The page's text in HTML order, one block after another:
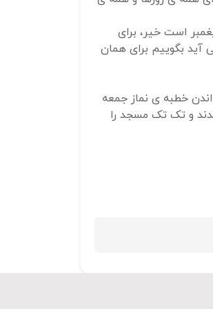
است خیر، برای
آید بگوییم برای همان
خطبه ی نماز جمعه
و تک تک مسجد را